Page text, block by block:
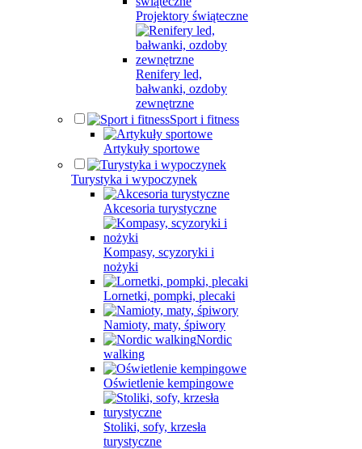
Projektory świąteczne
Renifery led,
bałwanki, ozdoby
zewnętrzne
Sport i fitness
Artykuły sportowe
Turystyka i wypoczynek
Akcesoria turystyczne
Kompasy, scyzoryki i
nożyki
Lornetki, pompki, plecaki
Namioty, maty, śpiwory
Nordic
walking
Oświetlenie kempingowe
Stoliki, sofy, krzesła
turystyczne